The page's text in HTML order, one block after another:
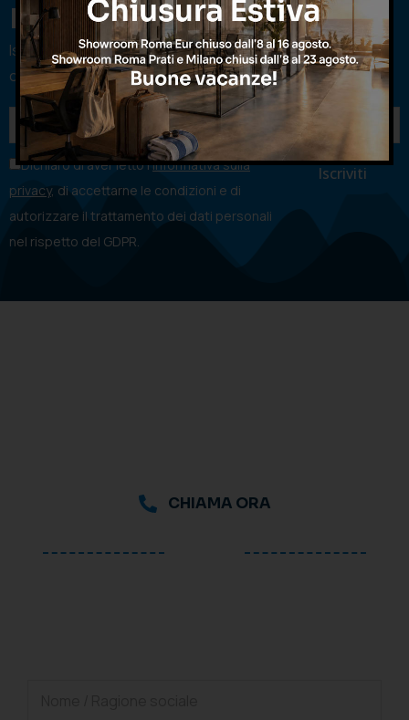
Iscriviti alla newsletter
Iscriviti per rimanere sempre aggiornato sulle nostre
offerte e godere di promozioni esclusive
Dichiaro di aver letto l'informativa sulla
privacy, di accettarne le condizioni e di
autorizzare il trattamento dei dati personali
nel rispetto del GDPR.
CHIAMA ORA